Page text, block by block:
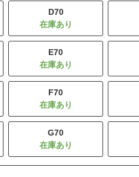
D70
E70
F70
G70